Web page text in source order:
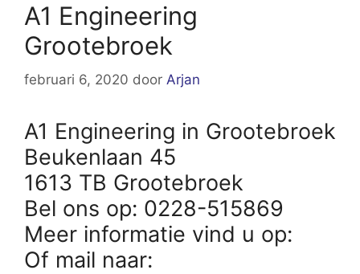
A1 Engineering
Grootebroek
februari 6, 2020 door Arjan
A1 Engineering in Grootebroek
Beukenlaan 45
1613 TB Grootebroek
Bel ons op: 0228-515869
Meer informatie vind u op:
Of mail naar: